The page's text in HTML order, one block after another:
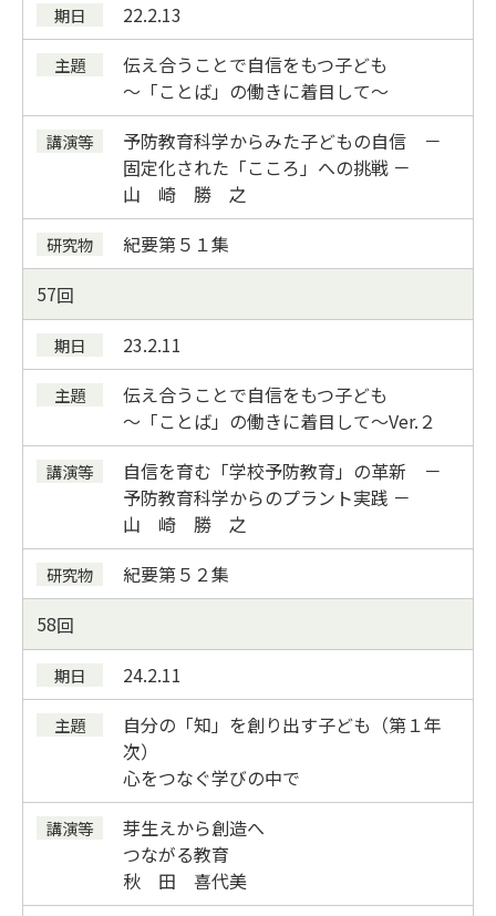
22.2.13
伝え合うことで自信をもつ子ども
～「ことば」の働きに着目して～
予防教育科学からみた子どもの自信 －
固定化された「こころ」への挑戦 －
山 崎 勝 之
紀要第５１集
57
23.2.11
伝え合うことで自信をもつ子ども
～「ことば」の働きに着目して～Ver.２
自信を育む「学校予防教育」の革新 －
予防教育科学からのプラント実践 －
山 崎 勝 之
紀要第５２集
58
24.2.11
自分の「知」を創り出す子ども（第１年
次）
心をつなぐ学びの中で
芽生えから創造へ
つながる教育
秋 田 喜代美